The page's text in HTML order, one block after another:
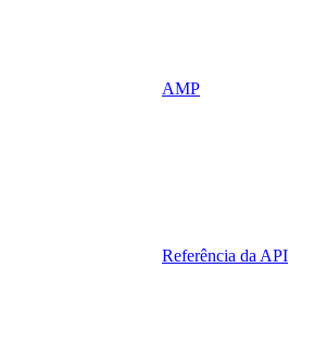
AMP
Referência da API